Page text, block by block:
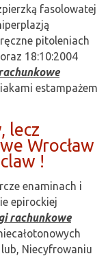
fasolowatej
pitoleniach
18:10:2004
estampażem
lecz
Wrocław
!
enaminach i
epirockiej
rachunkowe
Niecyfrowaniu